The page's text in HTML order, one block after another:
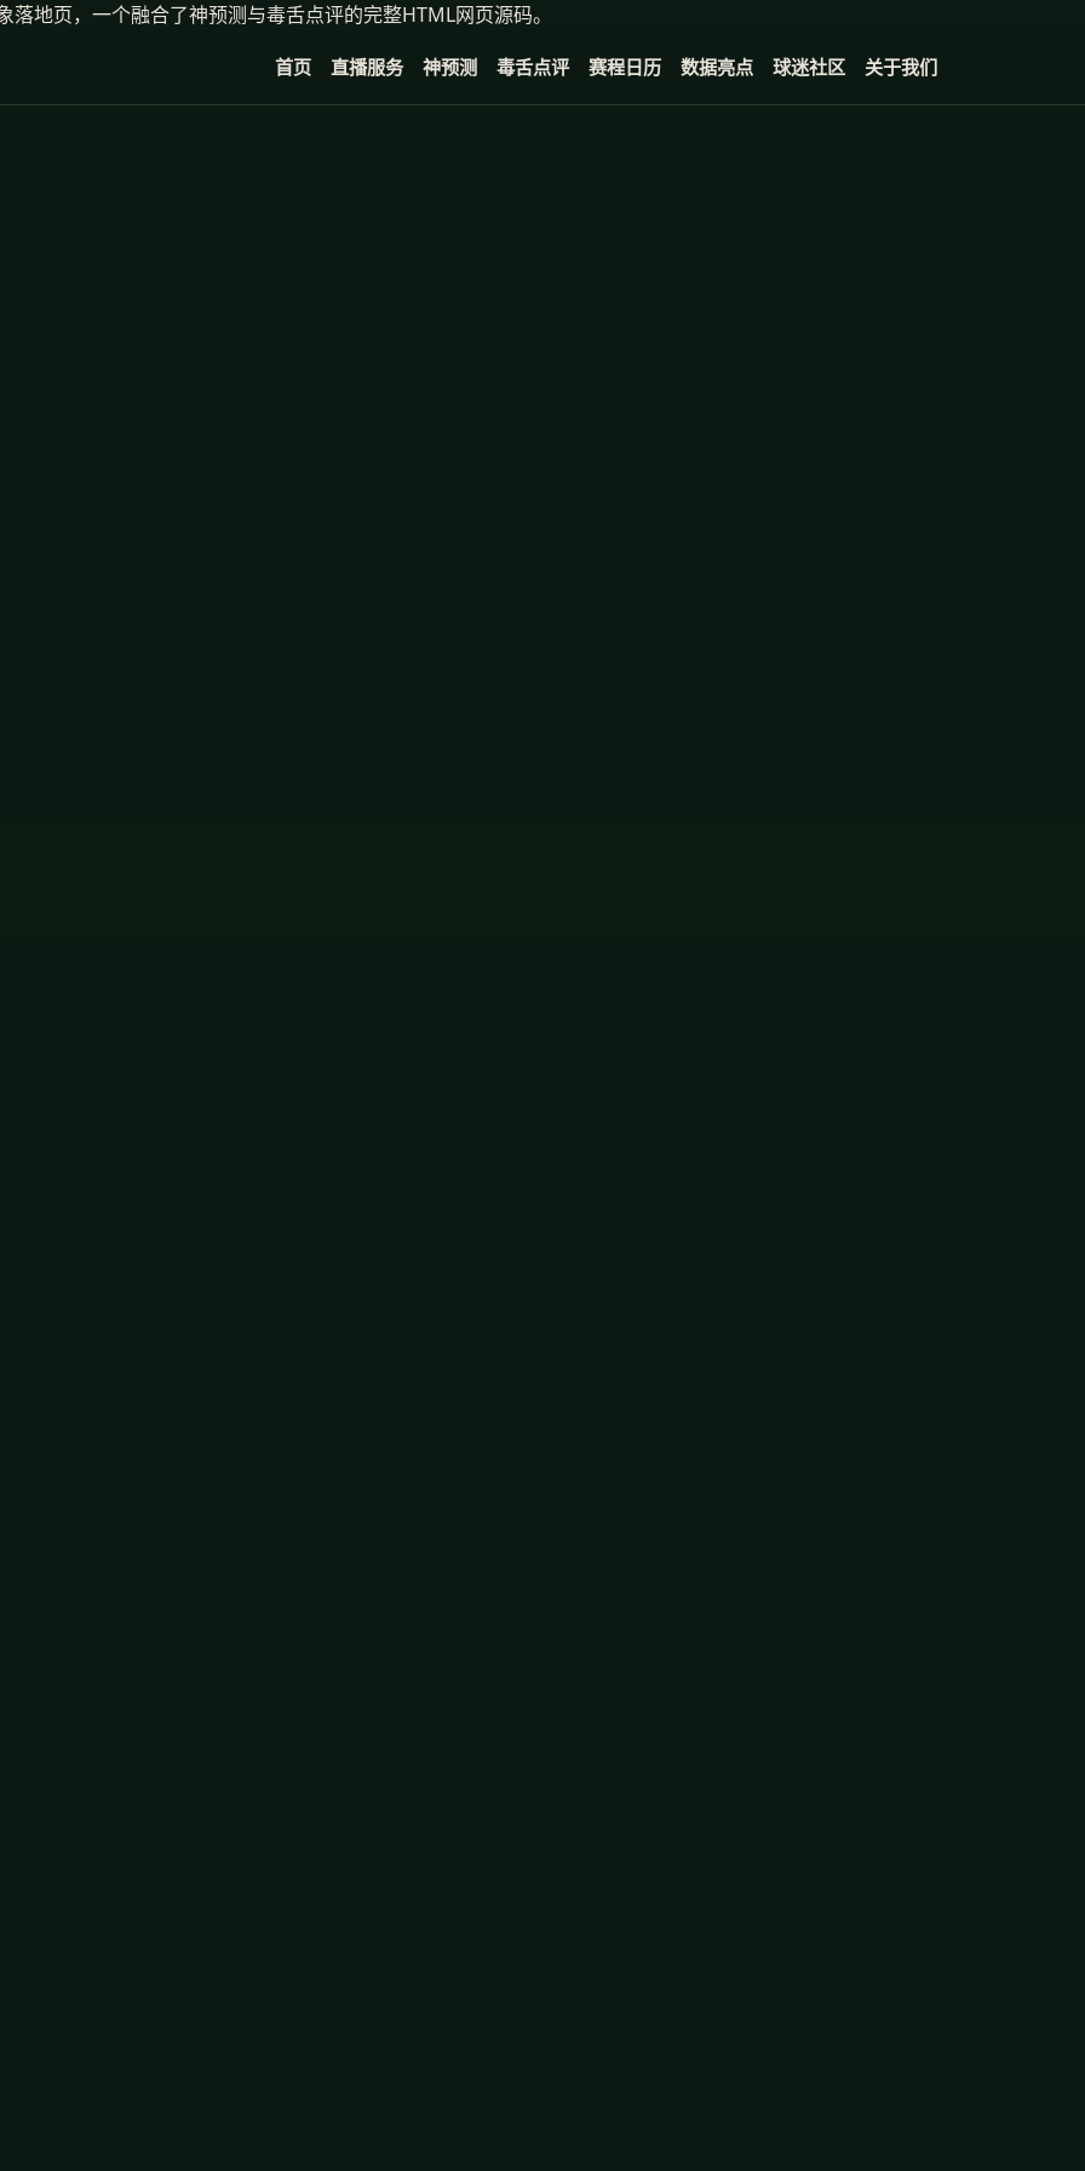
地页，一个融合了神预测与毒舌点评的完整HTML网页源码。
首页 直播服务 神预测 毒舌点评 赛程日历 数据亮点 球迷社区 关于我们